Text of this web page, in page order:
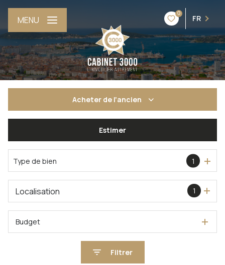
0
FR
MENU
Acheter de l'ancien
De l'immo pro
Estimer
Type de bien 1
1
Localisation
Budget
Filtrer